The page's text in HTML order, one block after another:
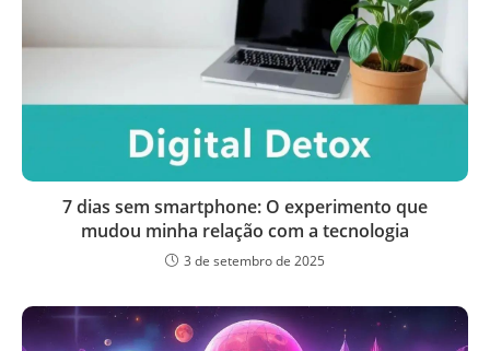
7 dias sem smartphone: O experimento que
mudou minha relação com a tecnologia
3 de setembro de 2025